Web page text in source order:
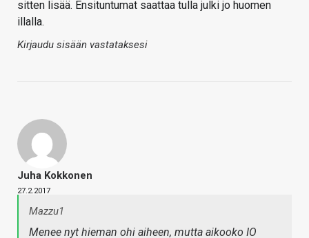
sitten lisää. Ensituntumat saattaa tulla julki jo huomen
illalla.
Kirjaudu sisään vastataksesi
Juha Kokkonen
27.2.2017
Mazzu1
Menee nyt hieman ohi aiheen, mutta aikooko IO